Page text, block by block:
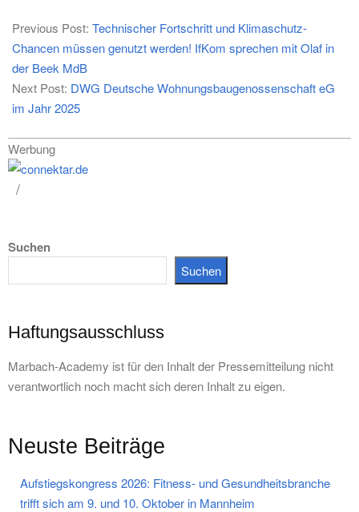
02-
04
Previous Post: Technischer Fortschritt und Klimaschutz-
Chancen müssen genutzt werden! IfKom sprechen mit Olaf in
der Beek MdB
Next Post: DWG Deutsche Wohnungsbaugenossenschaft eG
im Jahr 2025
Werbung
Suchen
Suchen
Haftungsausschluss
Marbach-Academy ist für den Inhalt der Pressemitteilung nicht
verantwortlich noch macht sich deren Inhalt zu eigen.
Neuste Beiträge
Aufstiegskongress 2026: Fitness- und Gesundheitsbranche
trifft sich am 9. und 10. Oktober in Mannheim